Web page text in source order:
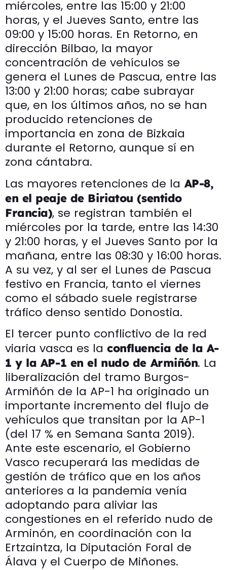
miércoles, entre las 15:00 y 21:00
horas, y el Jueves Santo, entre las
09:00 y 15:00 horas. En Retorno, en
dirección Bilbao, la mayor
concentración de vehículos se
genera el Lunes de Pascua, entre las
13:00 y 21:00 horas; cabe subrayar
que, en los últimos años, no se han
producido retenciones de
importancia en zona de Bizkaia
durante el Retorno, aunque sí en
zona cántabra.
Las mayores retenciones de la AP-8,
en el peaje de Biriatou (sentido
Francia), se registran también el
miércoles por la tarde, entre las 14:30
y 21:00 horas, y el Jueves Santo por la
mañana, entre las 08:30 y 16:00 horas.
A su vez, y al ser el Lunes de Pascua
festivo en Francia, tanto el viernes
como el sábado suele registrarse
tráfico denso sentido Donostia.
El tercer punto conflictivo de la red
viaria vasca es la confluencia de la A-
1 y la AP-1 en el nudo de Armiñón. La
liberalización del tramo Burgos-
Armiñón de la AP-1 ha originado un
importante incremento del flujo de
vehículos que transitan por la AP-1
(del 17 % en Semana Santa 2019).
Ante este escenario, el Gobierno
Vasco recuperará las medidas de
gestión de tráfico que en los años
anteriores a la pandemia venía
adoptando para aliviar las
congestiones en el referido nudo de
Arminón, en coordinación con la
Ertzaintza, la Diputación Foral de
Álava y el Cuerpo de Miñones.